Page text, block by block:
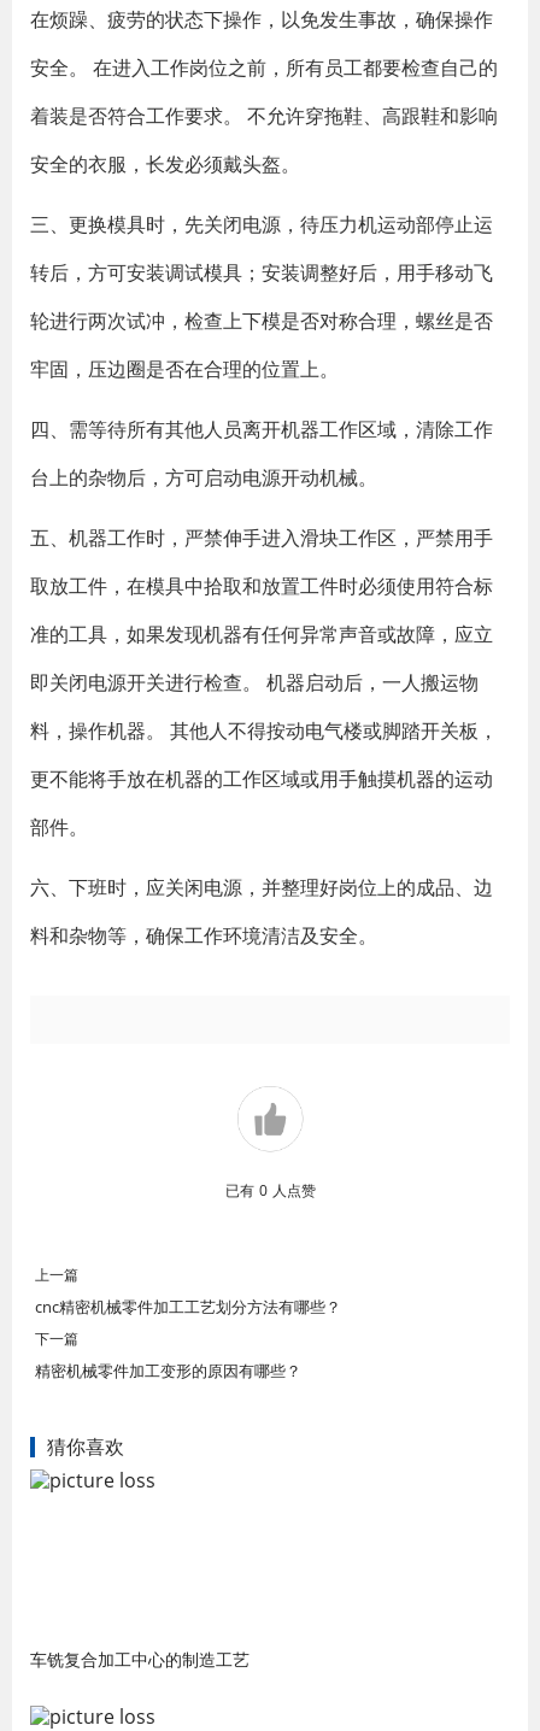
在烦躁、疲劳的状态下操作，以免发生事故，确保操作
安全。 在进入工作岗位之前，所有员工都要检查自己的
着装是否符合工作要求。 不允许穿拖鞋、高跟鞋和影响
安全的衣服，长发必须戴头盔。
三、更换模具时，先关闭电源，待压力机运动部停止运
转后，方可安装调试模具；安装调整好后，用手移动飞
轮进行两次试冲，检查上下模是否对称合理，螺丝是否
牢固，压边圈是否在合理的位置上。
四、需等待所有其他人员离开机器工作区域，清除工作
台上的杂物后，方可启动电源开动机械。
五、机器工作时，严禁伸手进入滑块工作区，严禁用手
取放工件，在模具中拾取和放置工件时必须使用符合标
准的工具，如果发现机器有任何异常声音或故障，应立
即关闭电源开关进行检查。 机器启动后，一人搬运物
料，操作机器。 其他人不得按动电气楼或脚踏开关板，
更不能将手放在机器的工作区域或用手触摸机器的运动
部件。
六、下班时，应关闲电源，并整理好岗位上的成品、边
料和杂物等，确保工作环境清洁及安全。
已有 0 人点赞
上一篇
cnc精密机械零件加工工艺划分方法有哪些？
下一篇
精密机械零件加工变形的原因有哪些？
猜你喜欢
车铣复合加工中心的制造工艺